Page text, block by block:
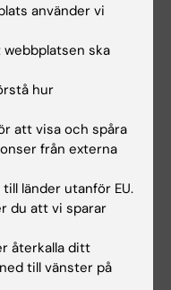
Solna
Flemingsberg
på denna sida?
använder vi
ska
hur
att visa och spåra
från externa
länder utanför EU.
du att vi sparar
återkalla ditt
till vänster på